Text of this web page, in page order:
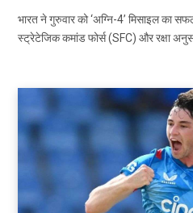
भारत ने गुरुवार को ‘अग्नि-4’ मिसाइल का
स्ट्रेटेजिक कमांड फोर्स (SFC) और रक्षा